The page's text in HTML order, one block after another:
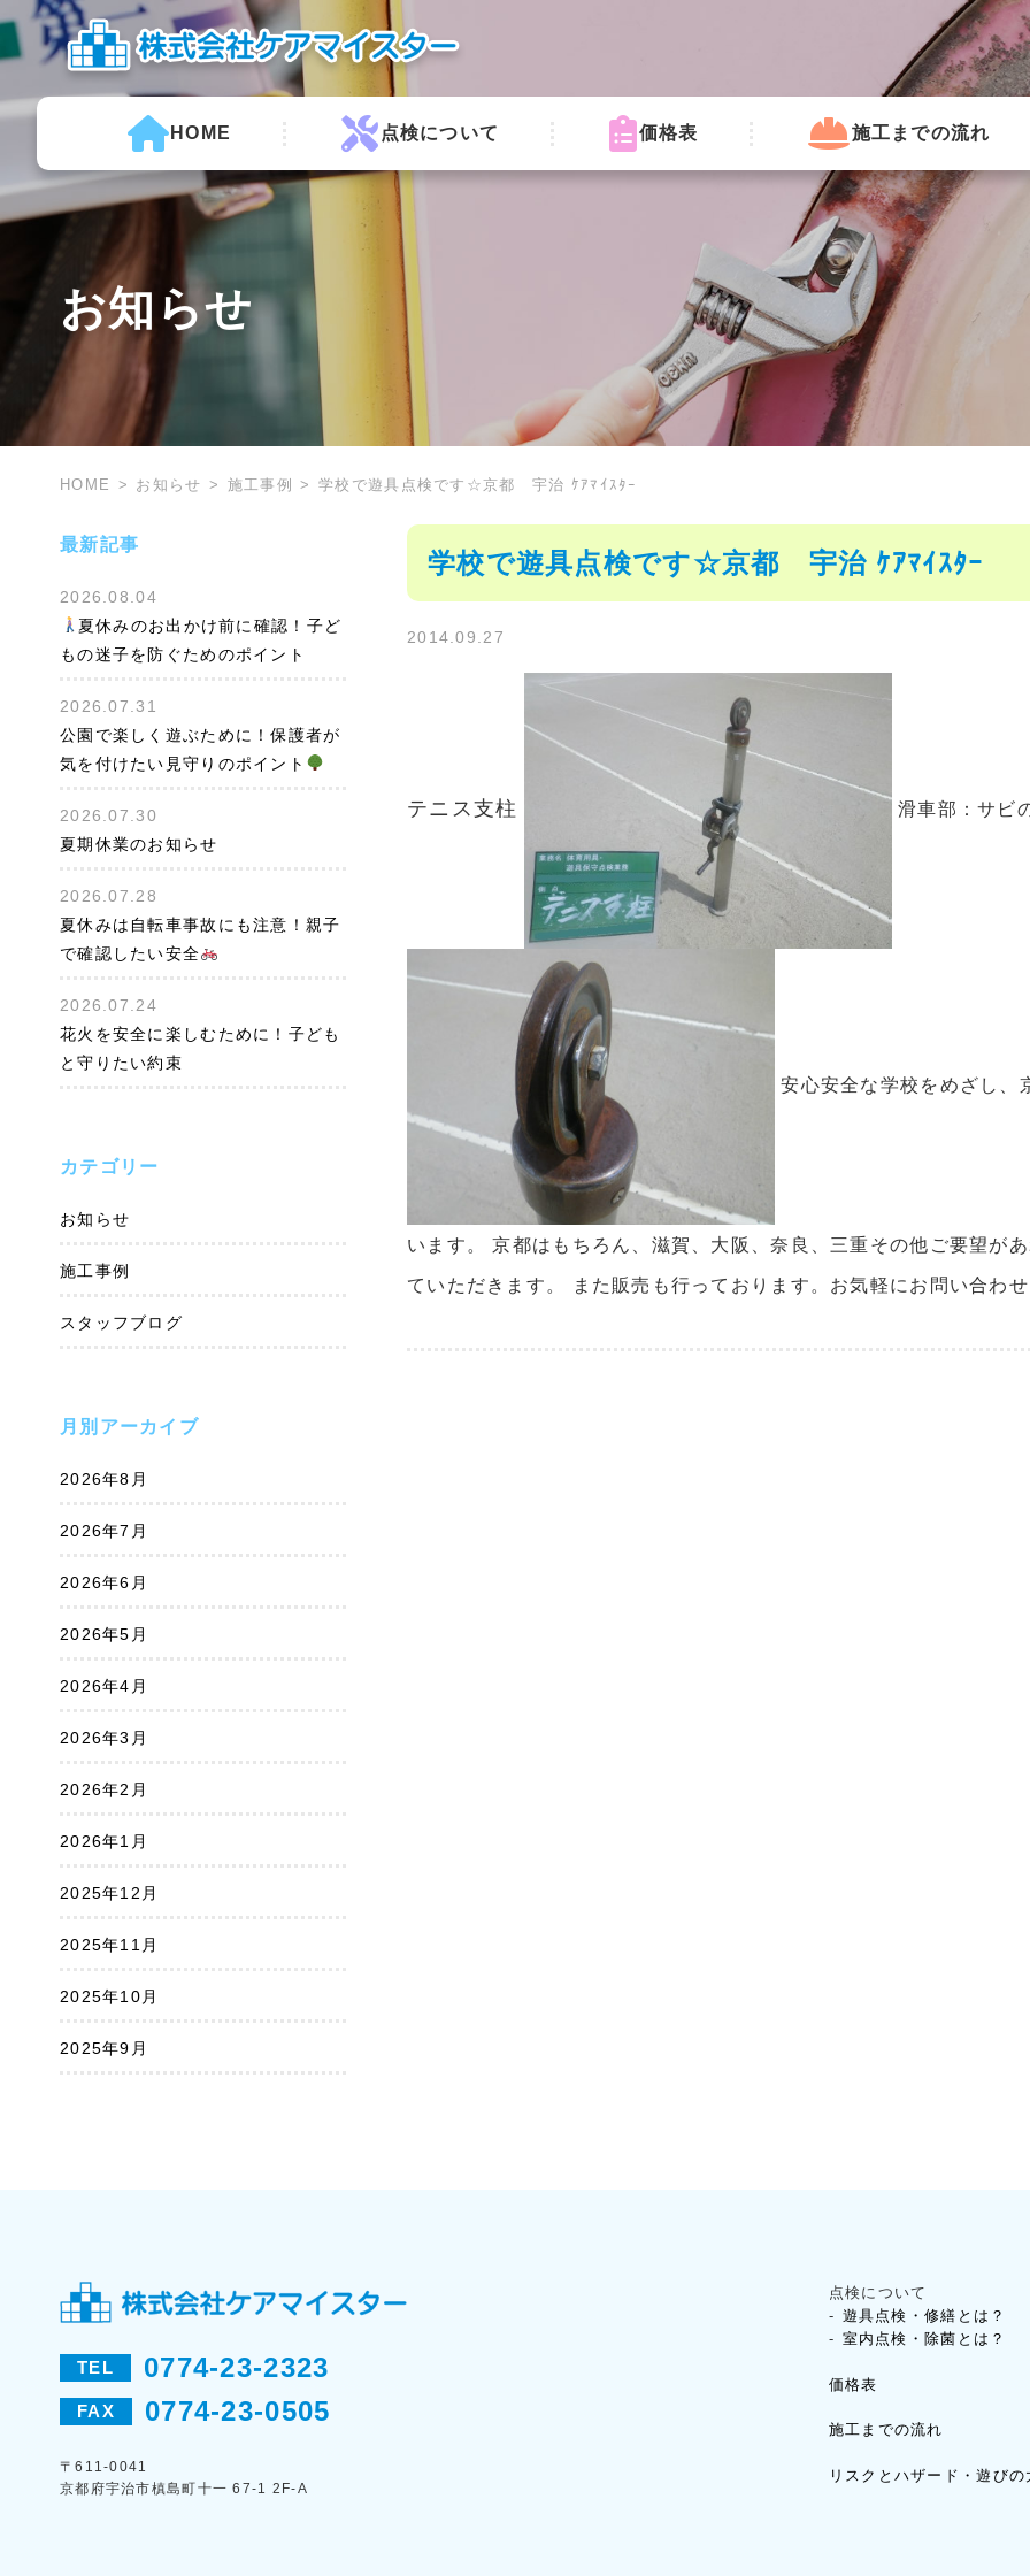
HOME 点検について 価格表 施工までの流れ
お知らせ
HOME お知らせ 施工事例 学校で遊具点検です☆京都 宇治 ｹｱﾏｲｽﾀｰ
最新記事
2026.08.04
夏休みのお出かけ前に確認！子ど
もの迷子を防ぐためのポイント
2026.07.31
公園で楽しく遊ぶために！保護者が
気を付けたい見守りのポイント
2026.07.30
夏期休業のお知らせ
2026.07.28
夏休みは自転車事故にも注意！親子
で確認したい安全
2026.07.24
花火を安全に楽しむために！子ども
と守りたい約束
カテゴリー
お知らせ
施工事例
スタッフブログ
月別アーカイブ
2026年8月
2026年7月
2026年6月
2026年5月
2026年4月
2026年3月
2026年2月
2026年1月
2025年12月
2025年11月
2025年10月
2025年9月
学校で遊具点検です☆京都 宇治 ｹｱﾏｲｽﾀｰ
2014.09.27
テニス支柱 滑車部：サビ
安心安全な学校をめざし
います。 京都はもちろん、滋賀、大阪、奈良、三重その他ご要望が
ていただきます。 また販売も行っております。お気軽にお問い合わせ
TEL 0774-23-2323
FAX 0774-23-0505
〒611-0041
京都府宇治市槙島町十一 67-1 2F-A
点検について
遊具点検・修繕とは？
室内点検・除菌とは？
価格表
施工までの流れ
リスクとハザード・遊びの